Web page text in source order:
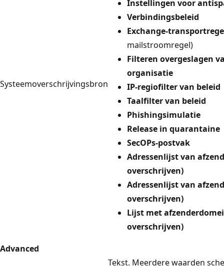
Systeemoverschrijvingsbron
Instellingen voor
Verbindingsbeleid
Exchange-
mailstroomregel)
Filteren overgeslagen
organisatie
IP-regiofilter van beleid
Taalfilter van beleid
Phishingsimulatie
Release in quarantaine
SecOPs-postvak
Adressenlijst van
overschrijven)
Adressenlijst van
overschrijven)
Lijst met
overschrijven)
Advanced
Tekst. Meerdere waarden